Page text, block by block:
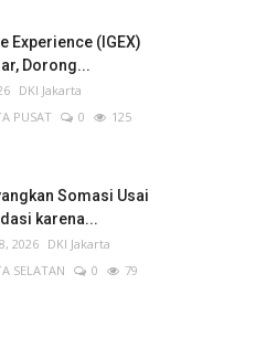
Experience (IGEX)
Dorong...
DKI Jakarta
PUSAT
0
125
Somasi Usai
karena...
2026 DKI Jakarta
SELATAN
0
79